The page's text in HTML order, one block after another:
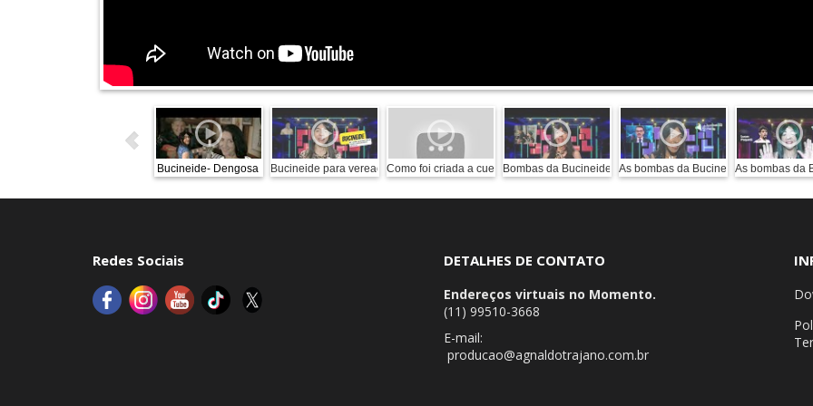
Bucineide- Dengosa Bucineide para vereadora de São Paulo
Como foi criada a cueca?Bombas da Bucineide As bombas da Bucineide 6 6 2024
As bombas da
Redes Sociais DETALHES DE CONTATO
Endereços virtuais no Momento.
(11) 99510-3668
E-mail:
producao@agnaldotrajano.com.br